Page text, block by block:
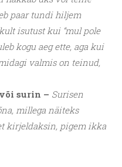
paar tundi hiljem
isutust kui “mul pole
kogu aeg ette, aga kui
valmis on teinud,
surin – Surisen
millega näiteks
kirjeldaksin, pigem ikka